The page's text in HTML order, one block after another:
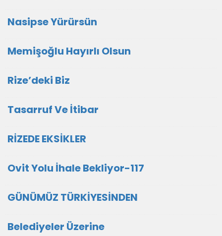
Nasipse Yürürsün
Memişoğlu Hayırlı Olsun
Rize’deki Biz
Tasarruf Ve İtibar
RİZEDE EKSİKLER
Ovit Yolu İhale Bekliyor-117
GÜNÜMÜZ TÜRKİYESİNDEN
Belediyeler Üzerine